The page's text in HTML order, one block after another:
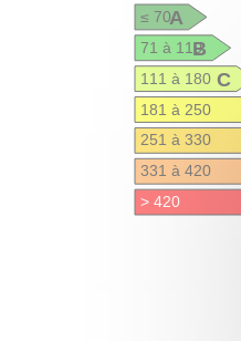
A
≤ 70
B
71 à 110
C
111 à 180
181 à 250
251 à 330
331 à 420
> 420